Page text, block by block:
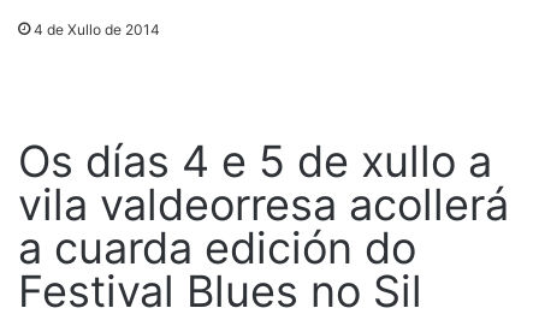
4 de Xullo de 2014
Os días 4 e 5 de xullo a
vila valdeorresa acollerá
a cuarda edición do
Festival Blues no Sil